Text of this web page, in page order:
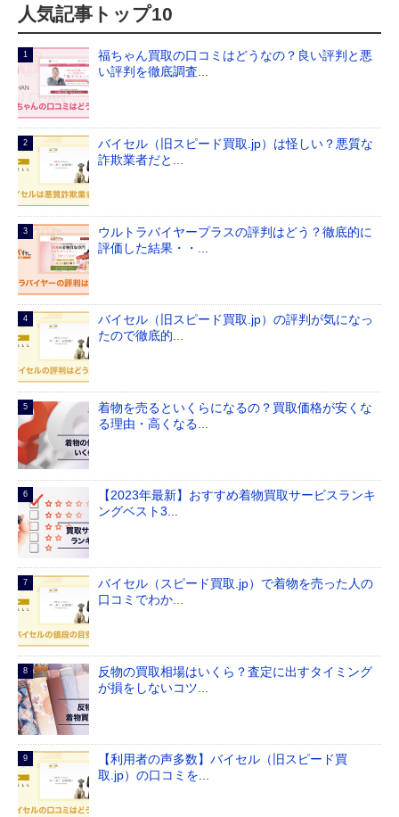
人気記事トップ10
福ちゃん買取の口コミはどうなの？良い評判と悪
い評判を徹底調査...
バイセル（旧スピード買取.jp）は怪しい？悪質な
詐欺業者だと...
ウルトラバイヤープラスの評判はどう？徹底的に
評価した結果・・...
バイセル（旧スピード買取.jp）の評判が気になっ
たので徹底的...
着物を売るといくらになるの？買取価格が安くな
る理由・高くなる...
【2023年最新】おすすめ着物買取サービスランキ
ングベスト3...
バイセル（スピード買取.jp）で着物を売った人の
口コミでわか...
反物の買取相場はいくら？査定に出すタイミング
が損をしないコツ...
【利用者の声多数】バイセル（旧スピード買
取.jp）の口コミを...